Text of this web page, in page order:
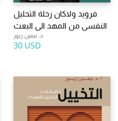
فرويد ولاكان رحلة التحليل
النفسى من المهد الى البعث
د. نيفين زيور
30 USD